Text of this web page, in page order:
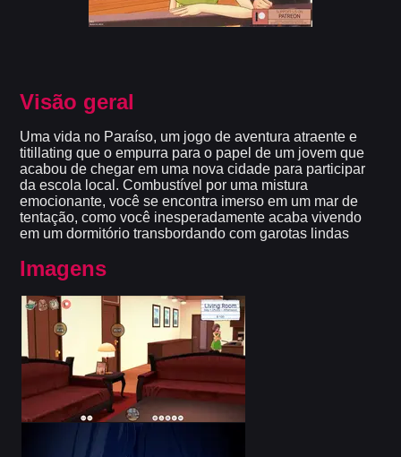
Visão geral
Uma vida no Paraíso, um jogo de aventura atraente e
titillating que o empurra para o papel de um jovem que
acabou de chegar em uma nova cidade para participar
da escola local. Combustível por uma mistura
emocionante, você se encontra imerso em um mar de
tentação, como você inesperadamente acaba vivendo
em um dormitório transbordando com garotas lindas
Imagens